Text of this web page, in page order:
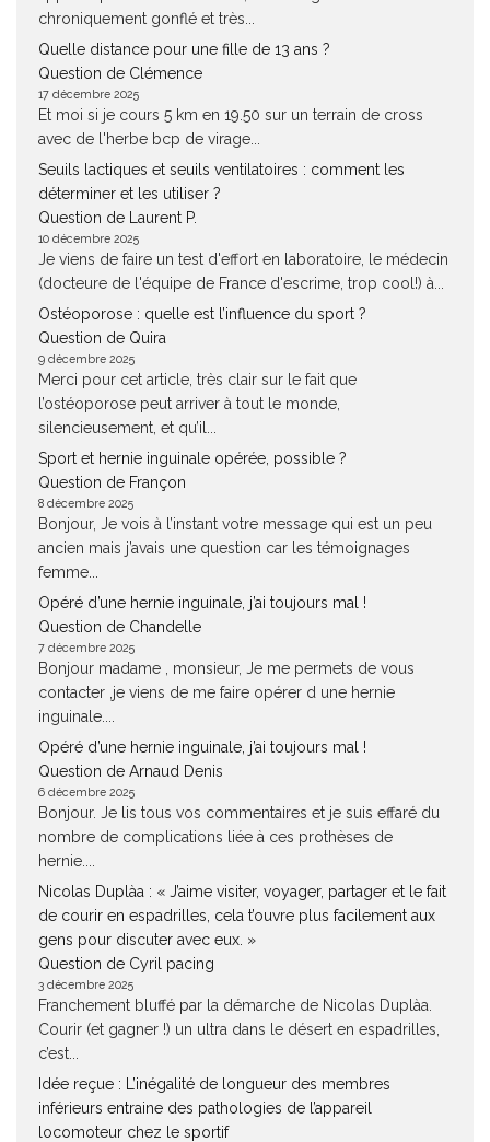
chroniquement gonflé et très...
Quelle distance pour une fille de 13 ans ?
Question de Clémence
17 décembre 2025
Et moi si je cours 5 km en 19.50 sur un terrain de cross
avec de l'herbe bcp de virage...
Seuils lactiques et seuils ventilatoires : comment les
déterminer et les utiliser ?
Question de Laurent P.
10 décembre 2025
Je viens de faire un test d'effort en laboratoire, le médecin
(docteure de l'équipe de France d'escrime, trop cool!) à...
Ostéoporose : quelle est l’influence du sport ?
Question de Quira
9 décembre 2025
Merci pour cet article, très clair sur le fait que
l’ostéoporose peut arriver à tout le monde,
silencieusement, et qu’il...
Sport et hernie inguinale opérée, possible ?
Question de Françon
8 décembre 2025
Bonjour, Je vois à l’instant votre message qui est un peu
ancien mais j’avais une question car les témoignages
femme...
Opéré d’une hernie inguinale, j’ai toujours mal !
Question de Chandelle
7 décembre 2025
Bonjour madame , monsieur, Je me permets de vous
contacter ,je viens de me faire opérer d une hernie
inguinale....
Opéré d’une hernie inguinale, j’ai toujours mal !
Question de Arnaud Denis
6 décembre 2025
Bonjour. Je lis tous vos commentaires et je suis effaré du
nombre de complications liée à ces prothèses de
hernie....
Nicolas Duplàa : « J’aime visiter, voyager, partager et le fait
de courir en espadrilles, cela t’ouvre plus facilement aux
gens pour discuter avec eux. »
Question de Cyril pacing
3 décembre 2025
Franchement bluffé par la démarche de Nicolas Duplàa.
Courir (et gagner !) un ultra dans le désert en espadrilles,
c’est...
Idée reçue : L’inégalité de longueur des membres
inférieurs entraine des pathologies de l’appareil
locomoteur chez le sportif